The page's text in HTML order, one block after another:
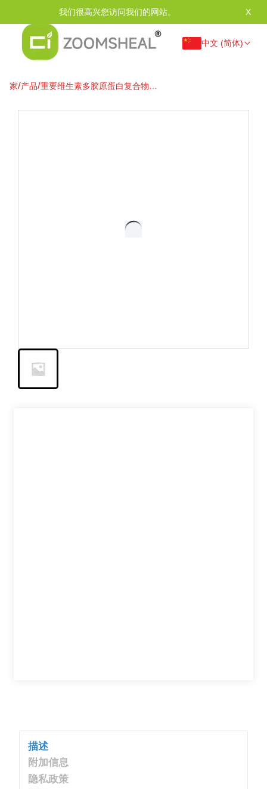
我们很高兴您访问我们的网站。 X
中文 (简体)
家/产品/重要维生素多胶原蛋白复合物：
描述
附加信息
隐私政策